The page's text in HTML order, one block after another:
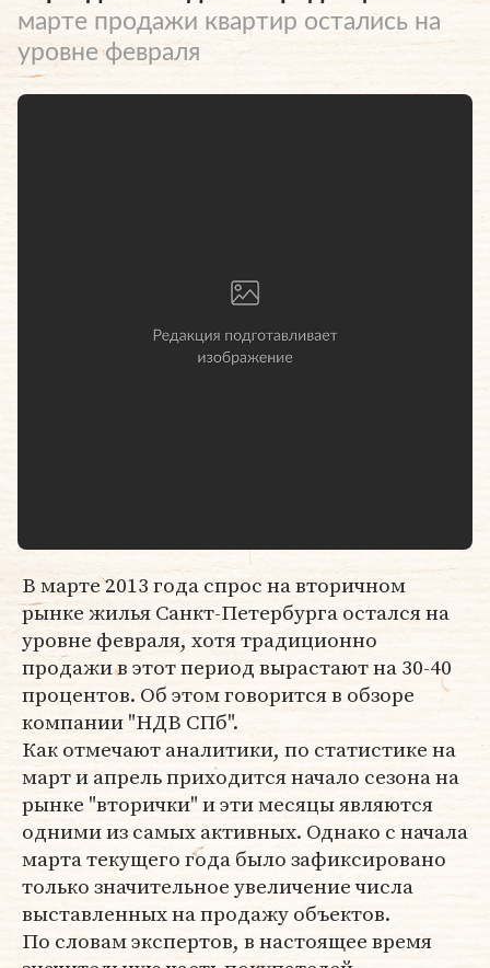
марте продажи квартир остались на
уровне февраля
В марте 2013 года спрос на вторичном
рынке жилья Санкт-Петербурга остался на
уровне февраля, хотя традиционно
продажи в этот период вырастают на 30-40
процентов. Об этом говорится в обзоре
компании "НДВ СПб".
Как отмечают аналитики, по статистике на
март и апрель приходится начало сезона на
рынке "вторички" и эти месяцы являются
одними из самых активных. Однако с начала
марта текущего года было зафиксировано
только значительное увеличение числа
выставленных на продажу объектов.
По словам экспертов, в настоящее время